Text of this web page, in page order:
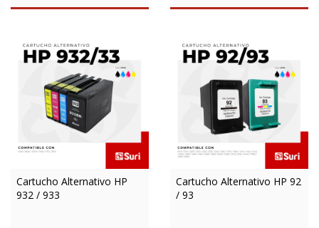
Cartucho Alternativo HP
932 / 933
Cartucho Alternativo HP 92
/ 93